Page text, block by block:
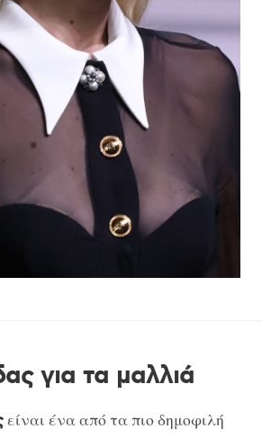
για τα μαλλιά
είναι ένα από τα πιο δημοφιλή